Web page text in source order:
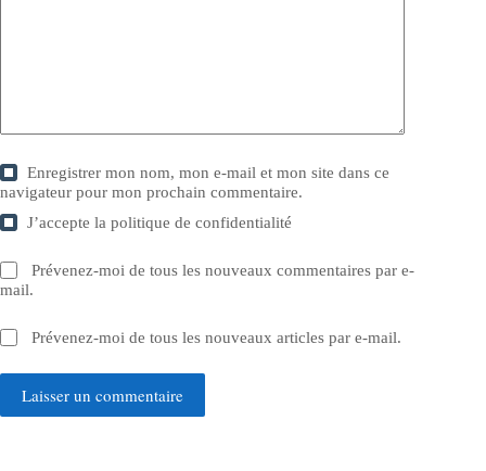
Enregistrer mon nom, mon e-mail et mon site dans ce
navigateur pour mon prochain commentaire.
J’accepte lapolitique de confidentialité
Prévenez-moi de tous les nouveaux commentaires par e-
mail.
Prévenez-moi de tous les nouveaux articles par e-mail.
Laisser un commentaire